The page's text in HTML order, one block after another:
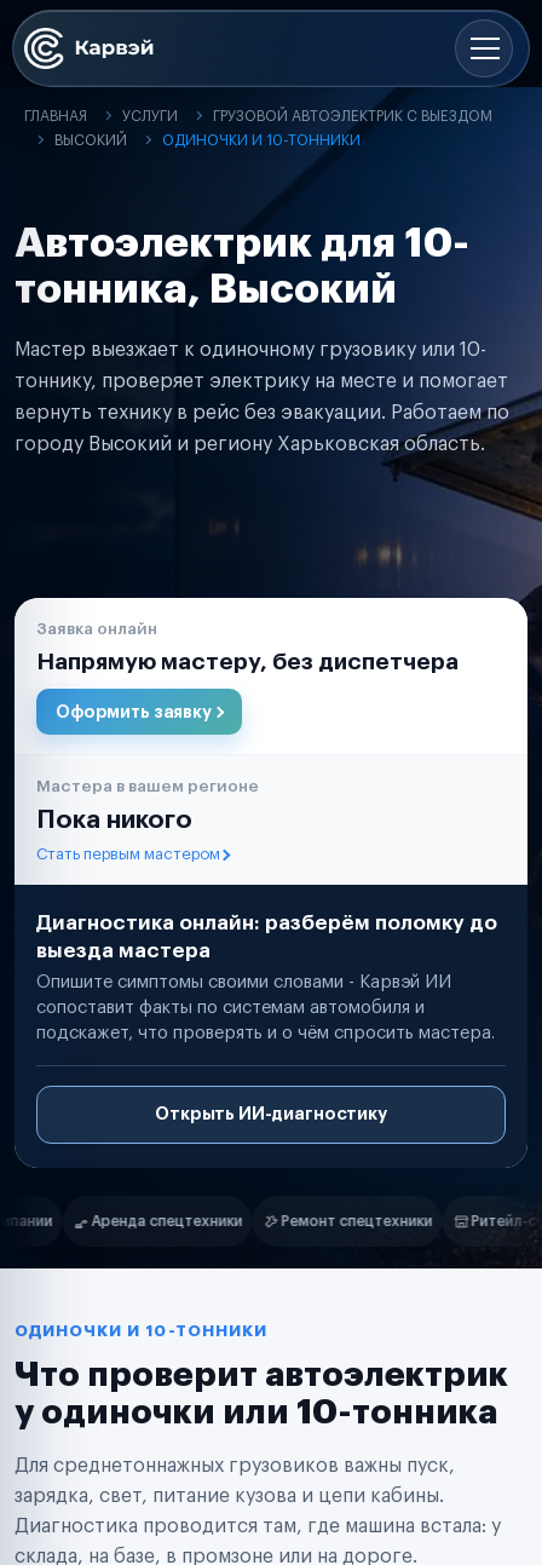
ГЛАВНАЯ УСЛУГИ
ГРУЗОВОЙ АВТОЭЛЕКТРИК С ВЫЕЗДОМ
ВЫСОКИЙ
ОДИНОЧКИ И 10-ТОННИКИ
Автоэлектрик для 10-
тонника, Высокий
Мастер выезжает к одиночному грузовику или 10-
тоннику, проверяет электрику на месте и помогает
вернуть технику в рейс без эвакуации. Работаем по
городу Высокий и региону Харьковская область.
Заявка онлайн
Напрямую мастеру, без диспетчера
Оформить заявку
Мастера в вашем регионе
Пока никого
Стать первым мастером
Диагностика онлайн: разберём поломку до
выезда мастера
Опишите симптомы своими словами - Карвэй ИИ
сопоставит факты по системам автомобиля и
подскажет, что проверять и о чём спросить мастера.
Открыть ИИ-диагностику
Нам доверяют
Ремонт спецтехники Ритейл-сети Управляющие компании
Маркетплейсы
Таксопарки
Автодилеры
Поставщики запчастей
Аренда спецтехники
Ремонт спецтехники
Ритейл-сети
Управляющие компании
ОДИНОЧКИ И 10-ТОННИКИ
Что проверит автоэлектрик
у одиночки или 10-тонника
Для среднетоннажных грузовиков важны пуск,
зарядка, свет, питание кузова и цепи кабины.
Диагностика проводится там, где машина встала: у
склада, на базе, в промзоне или на дороге.